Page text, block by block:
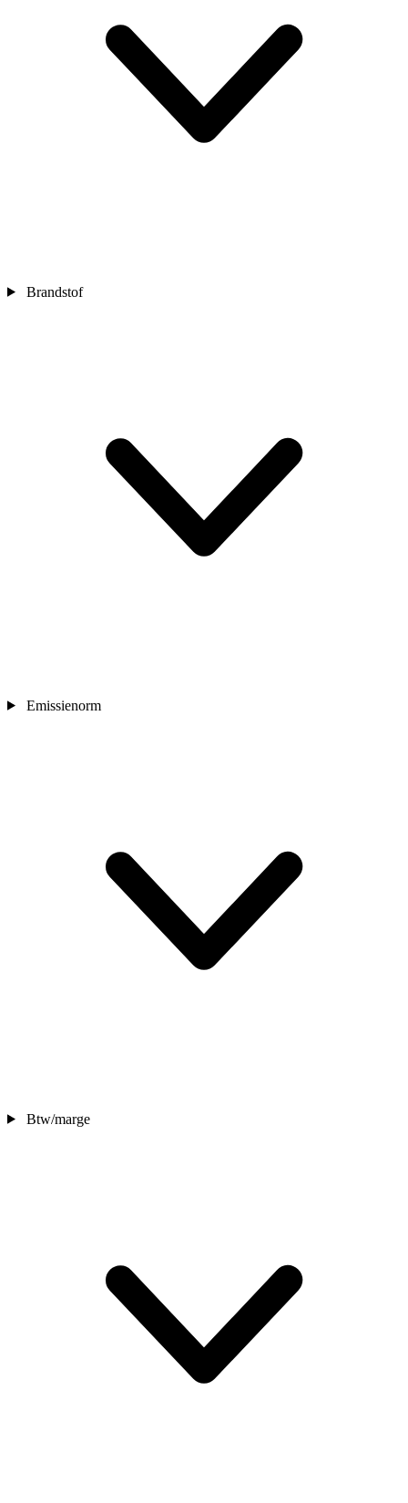
Brandstof
Emissienorm
Btw/marge